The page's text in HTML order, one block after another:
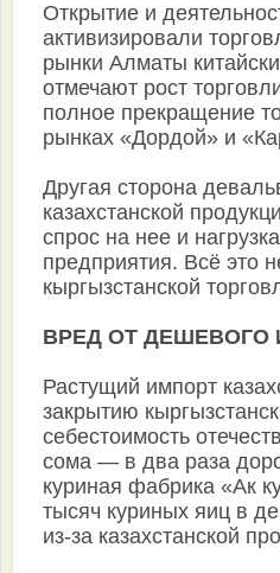
Открытие и
активизировали
рынки Алматы
отмечают рост
полное прекращение
рынках «Дордой» и
Другая сторона
казахстанской
спрос на нее и
предприятия. Всё это
кыргызстанской
ВРЕД ОТ ДЕШЕВОГО
Растущий импорт
закрытию
себестоимость
сома — в два раза
куриная фабрика «Ак
тысяч куриных яиц в
из-за казахстанской